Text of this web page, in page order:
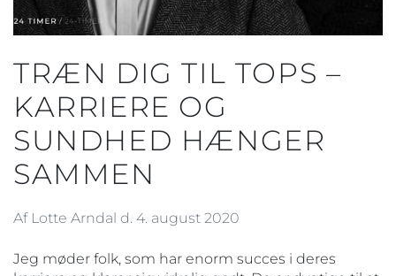
TRÆN DIG TIL TOPS –
KARRIERE OG
SUNDHED HÆNGER
SAMMEN
Af Lotte Arndal d. 4. august 2020
Jeg møder folk, som har enorm succes i deres